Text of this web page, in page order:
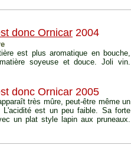
donc Ornicar 2004
est plus aromatique en bouche,
soyeuse et douce. Joli vin.
donc Ornicar 2005
très mûre, peut-être même un
est un peu faible. Sa forte
un plat style lapin aux pruneaux.